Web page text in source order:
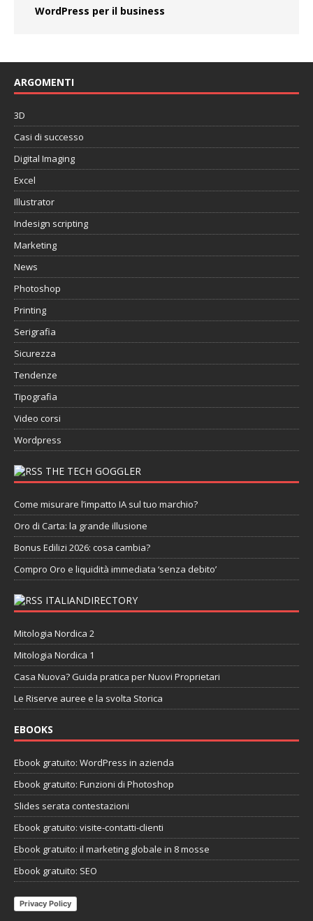
WordPress per il business
ARGOMENTI
3D
Casi di successo
Digital Imaging
Excel
Illustrator
Indesign scripting
Marketing
News
Photoshop
Printing
Serigrafia
Sicurezza
Tendenze
Tipografia
Video corsi
Wordpress
THE TECH GOGGLER
Come misurare l’impatto IA sul tuo marchio?
Oro di Carta: la grande illusione
Bonus Edilizi 2026: cosa cambia?
Compro Oro e liquidità immediata ‘senza debito’
ITALIANDIRECTORY
Mitologia Nordica 2
Mitologia Nordica 1
Casa Nuova? Guida pratica per Nuovi Proprietari
Le Riserve auree e la svolta Storica
EBOOKS
Ebook gratuito: WordPress in azienda
Ebook gratuito: Funzioni di Photoshop
Slides serata contestazioni
Ebook gratuito: visite-contatti-clienti
Ebook gratuito: il marketing globale in 8 mosse
Ebook gratuito: SEO
Privacy Policy